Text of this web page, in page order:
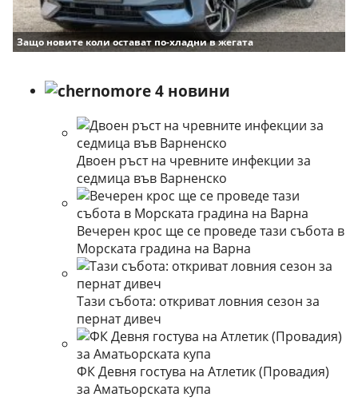
Защо новите коли остават по-хладни в жегата
Двоен ръст на чревните инфекции за
седмица във Варненско
Вечерен крос ще се проведе тази събота в
Морската градина на Варна
Тази събота: откриват ловния сезон за
пернат дивеч
ФК Девня гостува на Атлетик (Провадия)
за Аматьорската купа